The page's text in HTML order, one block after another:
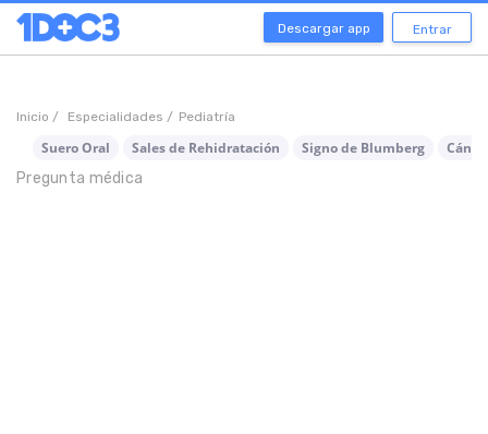
Descargar app Entrar
Inicio / Especialidades / Pediatría
Suero Oral Sales de Rehidratación Signo de Blumberg
Pregunta médica